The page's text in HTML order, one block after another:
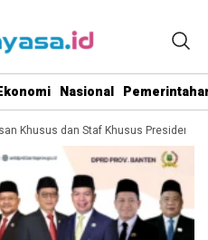
Nasional
Khusus dan Staf Khusus Presiden